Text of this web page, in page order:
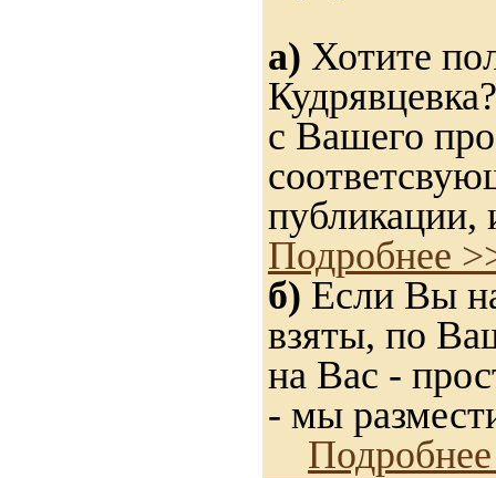
а) Хотите
с Вашего
публикации,
Подробнее
б) Если Вы
взяты, по
на Вас -
- мы